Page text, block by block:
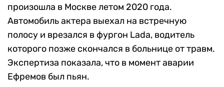
произошла в Москве летом 2020 года.
Автомобиль актера выехал на встречную
полосу и врезался в фургон Lada, водитель
которого позже скончался в больнице от травм.
Экспертиза показала, что в момент аварии
Ефремов был пьян.